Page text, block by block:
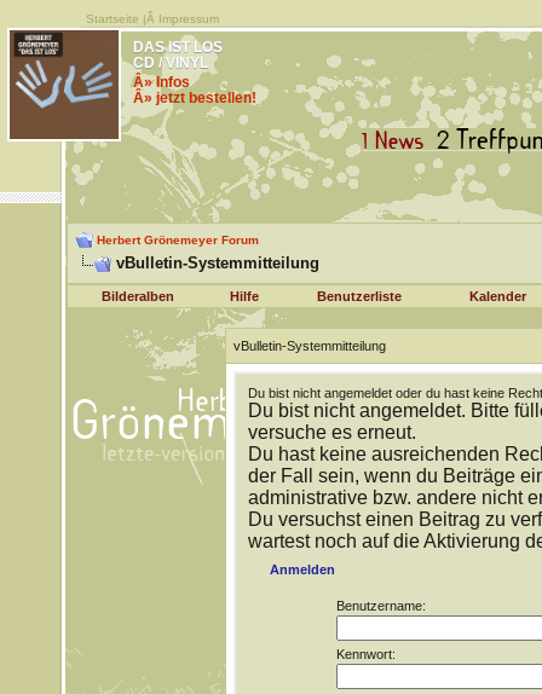
Startseite |Â Impressum
DAS IST LOS
CD / VINYL
Â» Infos
Â» jetzt bestellen!
Herbert Grönemeyer Forum
vBulletin-Systemmitteilung
Bilderalben Hilfe Benutzerliste Kalender
vBulletin-Systemmitteilung
Du bist nicht angemeldet oder du hast keine
Du bist nicht angemeldet. Bitte
versuche es erneut.
Du hast keine ausreichenden
der Fall sein, wenn du Beiträge
administrative bzw. andere nicht
Du versuchst einen Beitrag zu
wartest noch auf die Aktivierung
Anmelden
Benutzername:
Kennwort: